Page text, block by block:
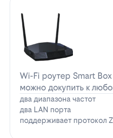
Wi-Fi роутер Smart
можно докупить к
два диапазона частот
два LAN порта
поддерживает протокол